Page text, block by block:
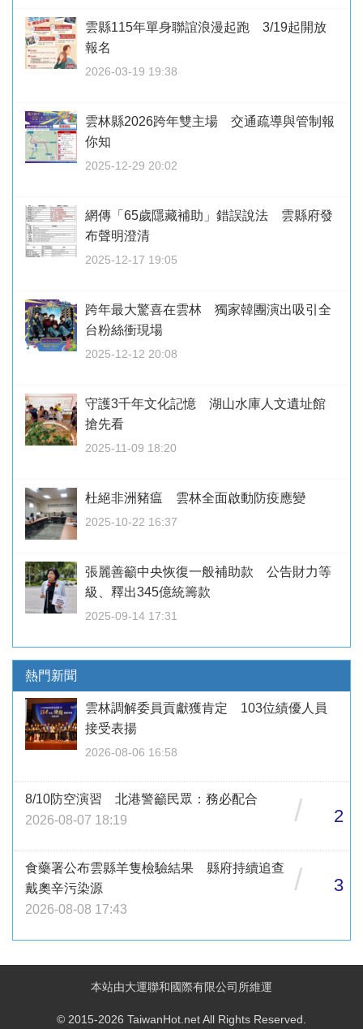
雲縣115年單身聯誼浪漫起跑 3/19起開放
報名
2026-03-19 19:38
雲林縣2026跨年雙主場 交通疏導與管制報
你知
2025-12-29 20:02
網傳「65歲隱藏補助」錯誤說法 雲縣府發
布聲明澄清
2025-12-17 19:05
跨年最大驚喜在雲林 獨家韓團演出吸引全
台粉絲衝現場
2025-12-12 20:08
守護3千年文化記憶 湖山水庫人文遺址館
搶先看
2025-11-09 18:20
杜絕非洲豬瘟 雲林全面啟動防疫應變
2025-10-22 16:37
張麗善籲中央恢復一般補助款 公告財力等
級、釋出345億統籌款
2025-09-14 17:31
熱門新聞
雲林調解委員貢獻獲肯定 103位績優人員
接受表揚
2026-08-06 16:58
8/10防空演習 北港警籲民眾：務必配合
2026-08-07 18:19
/ 2
食藥署公布雲縣羊隻檢驗結果 縣府持續追查
戴奧辛污染源
2026-08-08 17:43
/ 3
本站由大運聯和國際有限公司所維運
© 2015-2026 TaiwanHot.net All Rights Reserved.